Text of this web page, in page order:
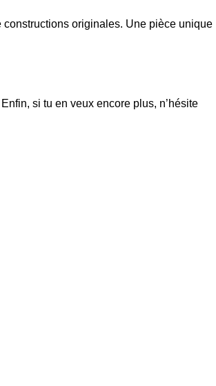
constructions originales. Une pièce unique
Enfin, si tu en veux encore plus, n’hésite